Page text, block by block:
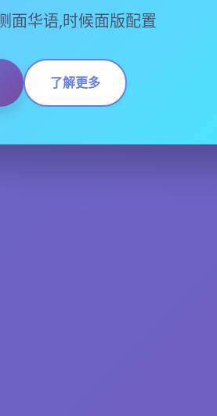
面华语,时候面版配置
了解更多